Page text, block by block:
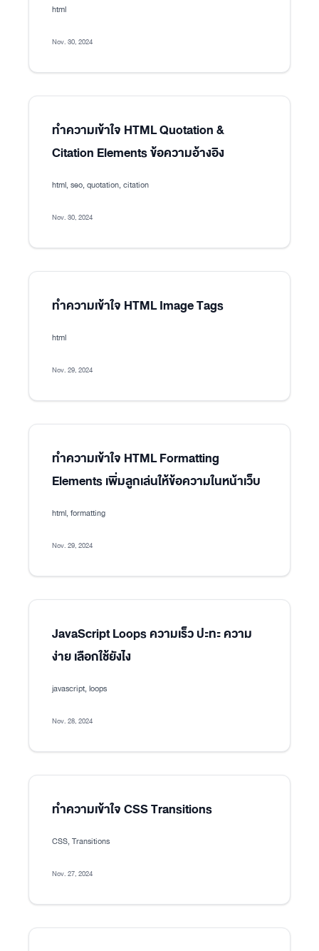
html
Nov. 30, 2024
ทำความเข้าใจ HTML Quotation &
Citation Elements ข้อความอ้างอิง
html, seo, quotation, citation
Nov. 30, 2024
ทำความเข้าใจ HTML Image Tags
html
Nov. 29, 2024
ทำความเข้าใจ HTML Formatting
Elements เพิ่มลูกเล่นให้ข้อความในหน้าเว็บ
html, formatting
Nov. 29, 2024
JavaScript Loops ความเร็ว ปะทะ ความ
ง่าย เลือกใช้ยังไง
javascript, loops
Nov. 28, 2024
ทำความเข้าใจ CSS Transitions
CSS, Transitions
Nov. 27, 2024